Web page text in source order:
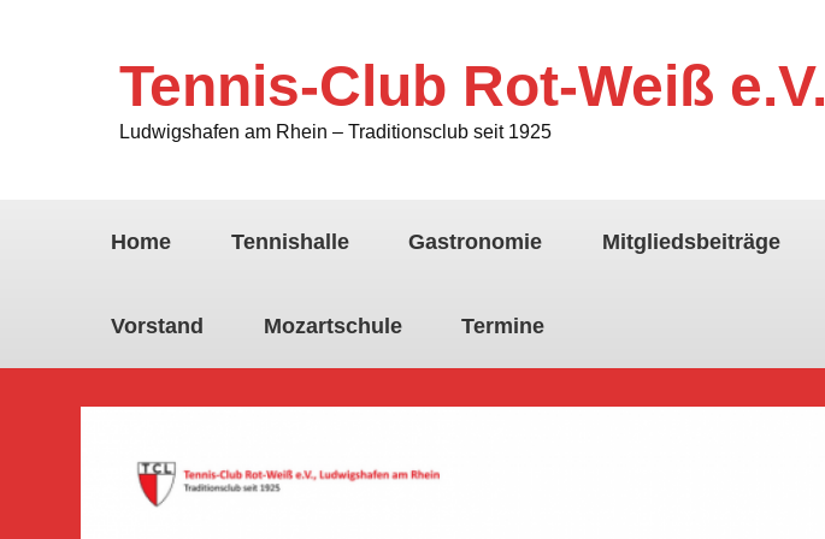
Tennis-Club Rot-Weiß e.V.
Ludwigshafen am Rhein – Traditionsclub seit 1925
Home Tennishalle Gastronomie Mitgliedsbeiträge
Vorstand Mozartschule Termine